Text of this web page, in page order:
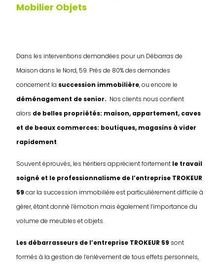
Mobilier Objets
Dans les interventions demandées pour un Débarras de
Maison dans le Nord, 59. Près de 80% des demandes
concernent la succession immobilière, ou encore le
déménagement de senior. Nos clients nous confient
alors de belles propriétés: maison, appartement, caves
et de beaux commerces: boutiques, magasins à vider
rapidement.
Souvent éprouvés, les héritiers apprécient fortement le travail
soigné et le professionnalisme de l’entreprise TROKEUR
59 car la succession immobilière est particulièrement difficile à
gérer, étant donné l’émotion mais également l’importance du
volume de meubles et objets.
Les débarrasseurs de l’entreprise TROKEUR 59 sont
formés à la gestion de l’enlèvement de tous effets personnels,